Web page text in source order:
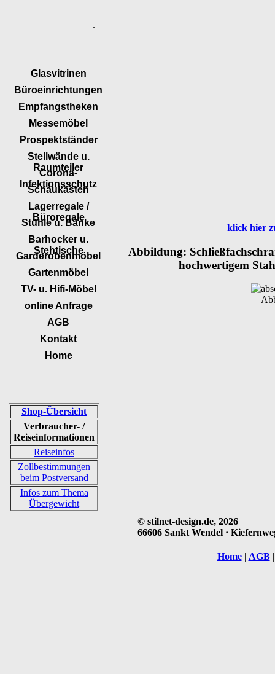
.
Glasvitrinen
Büroeinrichtungen
Empfangstheken
Messemöbel
Prospektständer
Stellwände u.
Raumteiler
Corona-
Infektionsschutz
Schaukästen
Lagerregale /
Büroregale
Stühle u. Bänke
Barhocker u.
Stehtische
Garderobenmöbel
Gartenmöbel
TV- u. Hifi-Möbel
online Anfrage
AGB
Kontakt
Home
Shop-Übersicht
Verbraucher- /
Reiseinformationen
Reiseinfos
Zollbestimmungen
beim Postversand
Infos zum Thema
Übergewicht
klick hier
Abbildung:
hochwertigem
© stilnet-design.de, 2026
66606 Sankt Wendel ·
Home| AGB